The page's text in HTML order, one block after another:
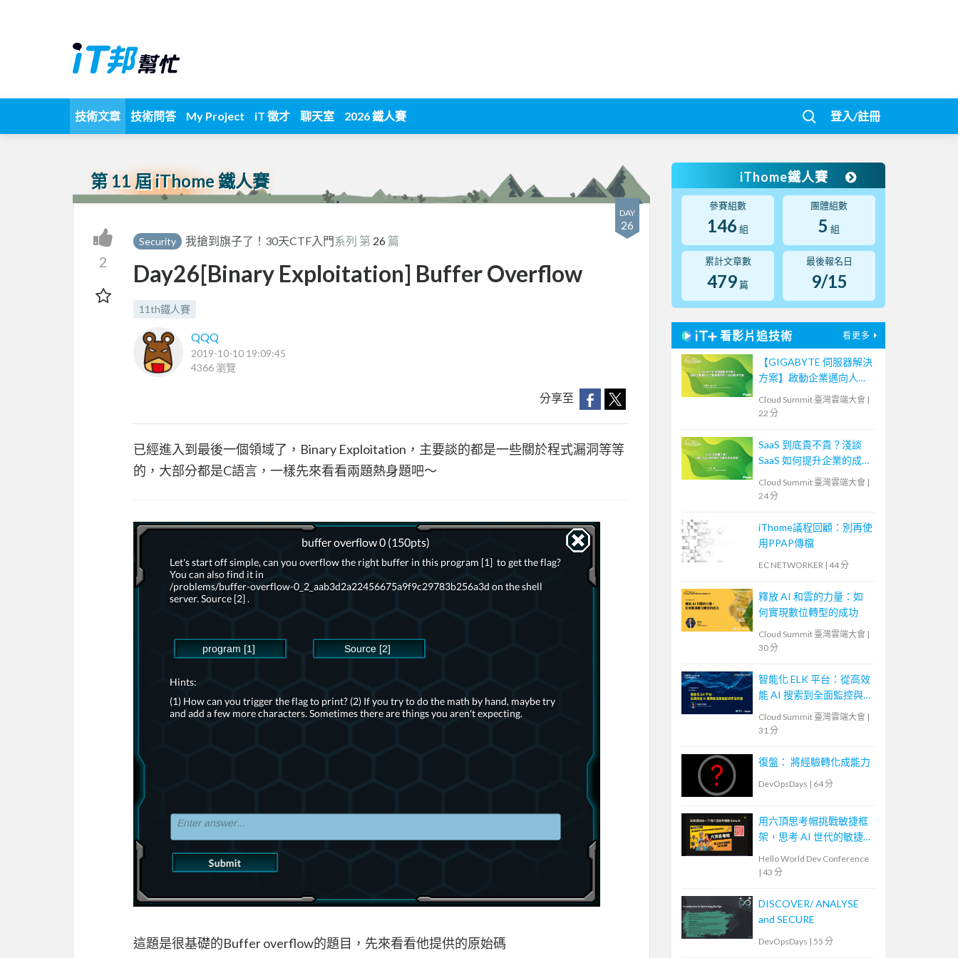
技術文章 技術問答 My Project iT 徵才 聊天室 2026 鐵人賽 登入/註冊
第 11 屆 iThome 鐵人賽
DAY
26
2
Security 我搶到旗子了！30天CTF入門系列 第 26 篇
Day26[Binary Exploitation] Buffer Overflow
11th鐵人賽
QQQ
2019-10-10 19:09:45
4366 瀏覽
分享至
已經進入到最後一個領域了，Binary Exploitation，主要談的都是一些關於程式漏洞等等
的，大部分都是C語言，一樣先來看看兩題熱身題吧～
這題是很基礎的Buffer overflow的題目，先來看看他提供的原始碼
iThome鐵人賽
參賽組數
146 組
團體組數
5 組
累計文章數
479 篇
最後報名日
9/15
看影片追技術 看更多
【GIGABYTE 伺服器解決
方案】啟動企業邁向人工
智慧應用的一站式解決方
案
Cloud Summit 臺灣雲端大會 |
22 分
SaaS 到底貴不貴？淺談
SaaS 如何提升企業的成本
Cloud Summit 臺灣雲端大會 |
24 分
iThome議程回顧：別再使
用PPAP傳檔
EC NETWORKER | 44 分
釋放 AI 和雲的力量：如
何實現數位轉型的成功
Cloud Summit 臺灣雲端大會 |
30 分
智能化 ELK 平台：從高效
能 AI 搜索到全面監控與
Cloud Summit 臺灣雲端大會 |
31 分
復盤： 將經驗轉化成能力
DevOpsDays | 64 分
用六頂思考帽挑戰敏捷框
架，思考 AI 世代的敏捷
Hello World Dev Conference
| 43 分
DISCOVER/ ANALYSE
and SECURE
DevOpsDays | 55 分